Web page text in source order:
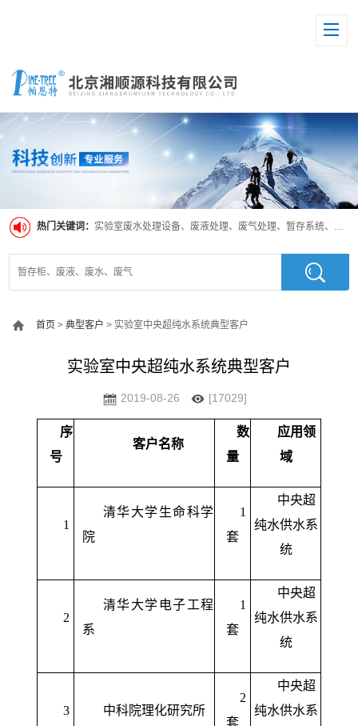
热门关键词： 实验室废水处理设备、废液处理、废气处理、暂存系统、超纯水系统
首页 >典型客户 > 实验室中央超纯水系统典型客户
实验室中央超纯水系统典型客户
2019-08-26 [17029]
序
号
客户名称
数
量
应用领
域
1
清华大学生命科学
院
1
套
中央超
纯水供水系
统
2
清华大学电子工程
系
1
套
中央超
纯水供水系
统
3 中科院理化研究所
2
套
中央超
纯水供水系